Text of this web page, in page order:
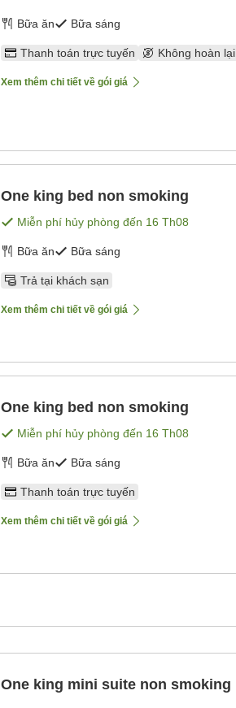
Bữa ăn Bữa sáng
Thanh toán trực tuyến Không hoàn lại
Xem thêm chi tiết về gói giá
One king bed non smoking
Miễn phí hủy phòng đến 16 Th08
Bữa ăn Bữa sáng
Trả tại khách sạn
Xem thêm chi tiết về gói giá
One king bed non smoking
Miễn phí hủy phòng đến 16 Th08
Bữa ăn Bữa sáng
Thanh toán trực tuyến
Xem thêm chi tiết về gói giá
One king mini suite non smoking